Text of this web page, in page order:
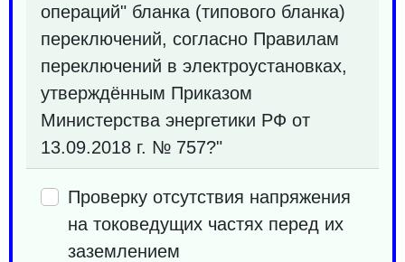
операций" бланка (типового бланка)
переключений, согласно Правилам
переключений в электроустановках,
утверждённым Приказом
Министерства энергетики РФ от
13.09.2018 г. № 757?"
Проверку отсутствия напряжения
на токоведущих частях перед их
заземлением